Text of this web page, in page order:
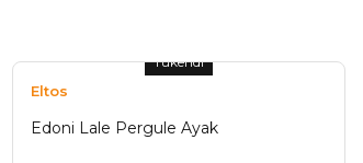
Tükendi
Eltos
Edoni Lale Pergule Ayak